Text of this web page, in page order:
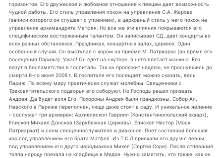
горизонтов. Его дружеское и любовное отношение к певцам дает возможность
чудной работы. Его стиль управления похож на управление С.А. Жарова
(записи которого он слушает с упоением), а церковный стиль у него похож на
управление архимандрита Матфея. Но все же эти влияния покрываются его
специфическим восторженным талантом. Он записывает СД, дает концерты во
всех разных обстановках, Праздниках, концертных залах, церквях. Один
особенный случай. Он выступал с хором на приеме М. Патриарха (во время его
посещения Парижа). Ужас! Он едет на скутере, в него влетает машина. Его
везут в беспамятстве в госпиталь. Так он пролежит неделю, не проснувшись до
смерти 6-го июня 2009 г. В госпитале его посещает, можно сказать, весь
Париж. По всему миру практически служат молебны. Священники с
Трехсвятительского подворья его соборуют. Но Господь решил призвать
Андрея. Да будет воля Его. Похороны Андрея были грандиозны. Собор Ал.
Невского в Париже переполнен, люди даже стоят в саду. И уникальное явление
– сослужат три архиерея: Архиепископ Гавриил (Константинопольский экзарх),
Епископ Михаил Донсков (Зарубежная Церковь), Епископ Нестор (Моск.
Патриархат) и сонм священнослужителе и диаконов. Поет составной большой
хор под управлением его брата Матфея. Из Т.С.Л приехали его друзья певцы
под управлением его друга иеродиакона Михея (Сергей Соре). После отпевания
толпа народу поехала на кладбище в Медон. Нужно заметить, что также, как он